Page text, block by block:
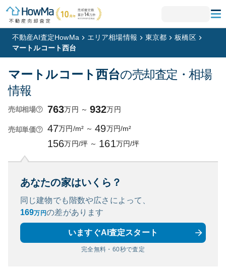
不動産AI査定HowMa エリア相場情報 東京都
板橋区
マートルコート西台
マートルコート西台の売却査定・相場
情報
売却相場 763万円 ～ 932万円
売却単価 47万円/m² ～ 49万円/m²
156万円/坪 ～ 161万円/坪
あなたの家はいくら？
同じ建物でも階数や広さによって、
169万円の差があります
いますぐAI査定スタート
完全無料・60秒で査定